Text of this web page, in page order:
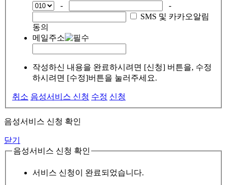
-
-
SMS 및 카카오알림
동의
메일주소
작성하신 내용을 완료하시려면 [신청] 버튼을, 수정
하시려면 [수정]버튼을 눌러주세요.
취소 음성서비스 신청 수정 신청
음성서비스 신청 확인
닫기
음성서비스 신청 확인
서비스 신청이 완료되었습니다.